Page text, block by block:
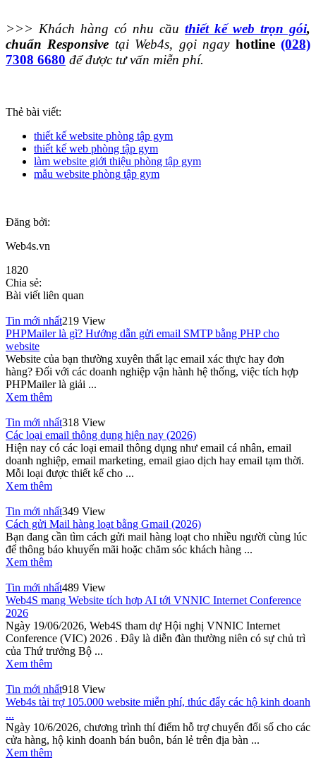
>>> Khách hàng có nhu cầu thiết kế web trọn gói,
chuẩn Responsive tại Web4s, gọi ngay hotline(028)
7308 6680 để được tư vấn miễn phí.
Thẻ bài viết:
thiết kế website phòng tập gym
thiết kế web phòng tập gym
làm website giới thiệu phòng tập gym
mẫu website phòng tập gym
Đăng bởi:
Web4s.vn
1820
Chia sẻ:
Bài viết liên quan
Tin mới nhất219 View
PHPMailer là gì? Hướng dẫn gửi email SMTP bằng PHP cho
website
Website của bạn thường xuyên thất lạc email xác thực hay đơn
hàng? Đối với các doanh nghiệp vận hành hệ thống, việc tích hợp
PHPMailer là giải ...
Xem thêm
Tin mới nhất318 View
Các loại email thông dụng hiện nay (2026)
Hiện nay có các loại email thông dụng như email cá nhân, email
doanh nghiệp, email marketing, email giao dịch hay email tạm thời.
Mỗi loại được thiết kế cho ...
Xem thêm
Tin mới nhất349 View
Cách gửi Mail hàng loạt bằng Gmail (2026)
Bạn đang cần tìm cách gửi mail hàng loạt cho nhiều người cùng lúc
để thông báo khuyến mãi hoặc chăm sóc khách hàng ...
Xem thêm
Tin mới nhất489 View
Web4S mang Website tích hợp AI tới VNNIC Internet Conference
2026
Ngày 19/06/2026, Web4S tham dự Hội nghị VNNIC Internet
Conference (VIC) 2026 . Đây là diễn đàn thường niên có sự chủ trì
của Thứ trưởng Bộ ...
Xem thêm
Tin mới nhất918 View
Web4s tài trợ 105.000 website miễn phí, thúc đẩy các hộ kinh doanh
...
Ngày 10/6/2026, chương trình thí điểm hỗ trợ chuyển đổi số cho các
cửa hàng, hộ kinh doanh bán buôn, bán lẻ trên địa bàn ...
Xem thêm